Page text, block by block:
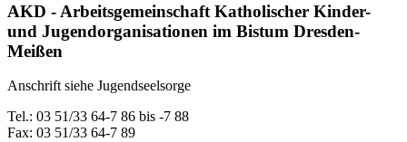
AKD - Arbeitsgemeinschaft Katholischer Kinder-
und Jugendorganisationen im Bistum Dresden-
Meißen
Anschrift siehe Jugendseelsorge
Tel.: 03 51/33 64-7 86 bis -7 88
Fax: 03 51/33 64-7 89